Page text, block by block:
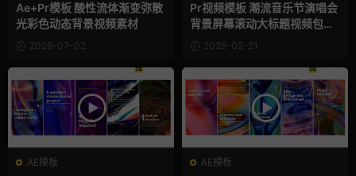
Ae+Pr模板 酸性流体渐变弥散
光彩色动态背景视频素材
2026-07-02
Pr视频模板 潮流音乐节演唱会
背景屏幕滚动大标题视频包装
框pr模板
2026-02-21
AE模板
AE模板